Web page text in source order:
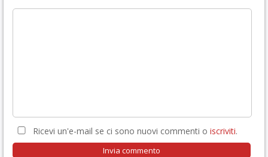
Ricevi un'e-mail se ci sono nuovi commenti o iscriviti.